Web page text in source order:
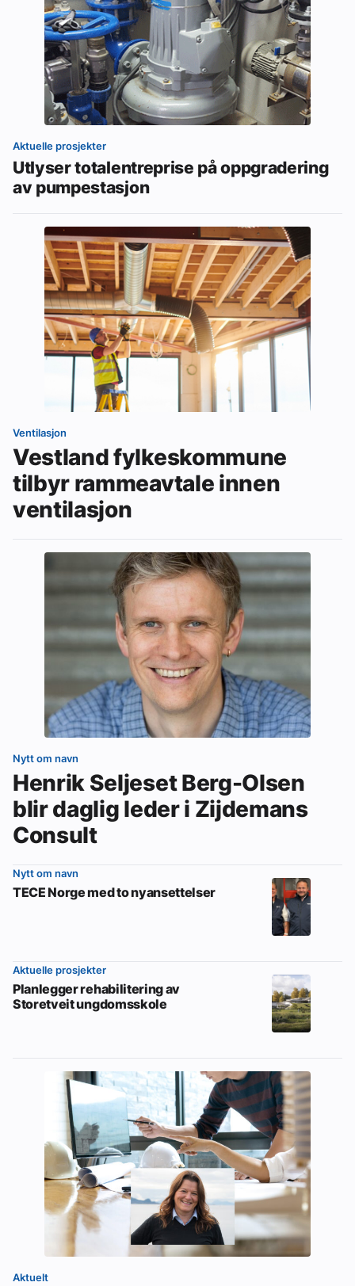
Aktuelle prosjekter
Utlyser totalentreprise på oppgradering
av pumpestasjon
Ventilasjon
Vestland fylkeskommune
tilbyr rammeavtale innen
ventilasjon
Nytt om navn
Henrik Seljeset Berg-Olsen
blir daglig leder i Zijdemans
Consult
Nytt om navn
TECE Norge med to nyansettelser
Aktuelle prosjekter
Planlegger rehabilitering av
Storetveit ungdomsskole
Aktuelt